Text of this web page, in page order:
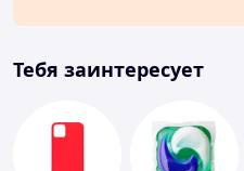
Тебя заинтересует